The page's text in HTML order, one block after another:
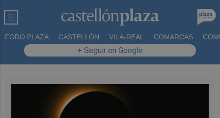
FORO PLAZA CASTELLÓN VILA-REAL COMARCAS
+ Seguir en Google